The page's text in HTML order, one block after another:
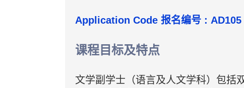
Application Code 报名编号 : AD105
课程目标及特点
文学副学士（语言及人文学科）包括